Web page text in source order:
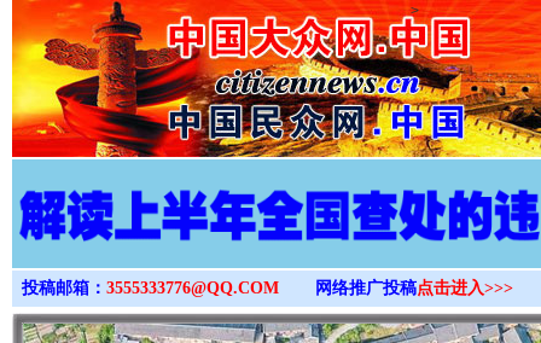
>
投稿邮箱： 3555333776@QQ.COM 网络推广投稿点击进入>>>